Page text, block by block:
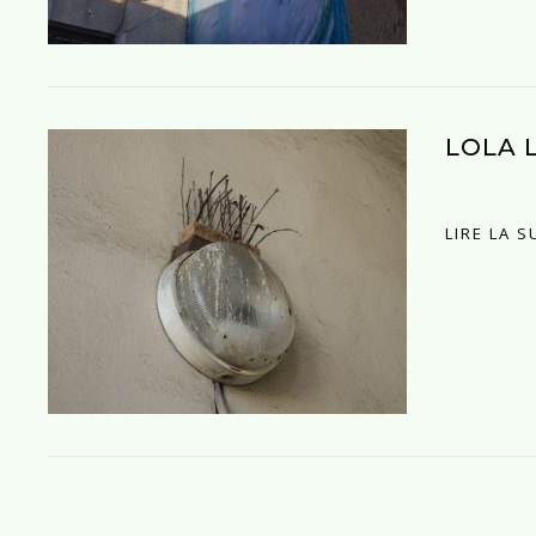
LOLA
LIRE LA